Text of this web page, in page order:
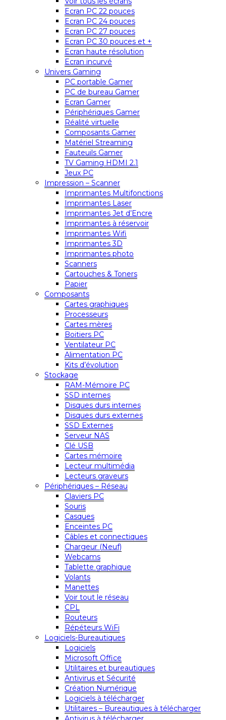
Ecran PC 22 pouces
Ecran PC 24 pouces
Ecran PC 27 pouces
Ecran PC 30 pouces et +
Ecran haute résolution
Ecran incurvé
Univers Gaming
PC portable Gamer
PC de bureau Gamer
Ecran Gamer
Périphériques Gamer
Réalité virtuelle
Composants Gamer
Matériel Streaming
Fauteuils Gamer
TV Gaming HDMI 2.1
Jeux PC
Impression – Scanner
Imprimantes Multifonctions
Imprimantes Laser
Imprimantes Jet d’Encre
Imprimantes à réservoir
Imprimantes Wifi
Imprimantes 3D
Imprimantes photo
Scanners
Cartouches & Toners
Papier
Composants
Cartes graphiques
Processeurs
Cartes mères
Boitiers PC
Ventilateur PC
Alimentation PC
Kits d’évolution
Stockage
RAM-Mémoire PC
SSD internes
Disques durs internes
Disques durs externes
SSD Externes
Serveur NAS
Clé USB
Cartes mémoire
Lecteur multimédia
Lecteurs graveurs
Périphériques – Réseau
Claviers PC
Souris
Casques
Enceintes PC
Câbles et connectiques
Chargeur (Neuf)
Webcams
Tablette graphique
Volants
Manettes
Voir tout le réseau
CPL
Routeurs
Répéteurs WiFi
Logiciels-Bureautiques
Logiciels
Microsoft Office
Utilitaires et bureautiques
Antivirus et Sécurité
Création Numérique
Logiciels à télécharger
Utilitaires – Bureautiques à télécharger